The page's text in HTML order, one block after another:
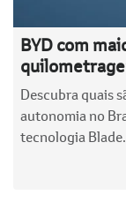
BYD com
Descubra quais
autonomia no
tecnologia Blade.